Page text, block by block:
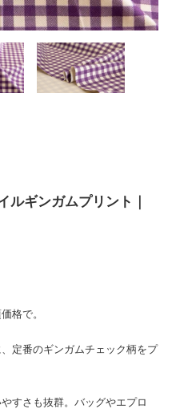
ルギンガムプリント｜
格で。
定番のギンガムチェック柄をプ
すさも抜群。バッグやエプロ